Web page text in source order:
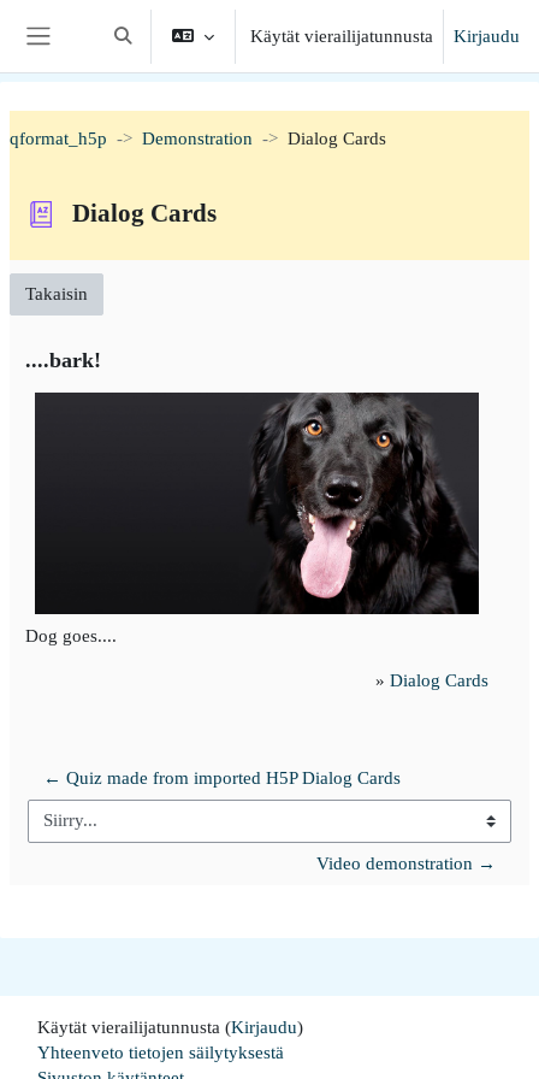
Vaihda hakusyöttöä
Käytät vierailijatunnusta Kirjaudu
qformat_h5p Demonstration Dialog Cards
Dialog Cards
Takaisin
....bark!
Dog goes....
» Dialog Cards
← Quiz made from imported H5P Dialog Cards
Siirry...
Video demonstration →
Käytät vierailijatunnusta (Kirjaudu)
Yhteenveto tietojen säilytyksestä